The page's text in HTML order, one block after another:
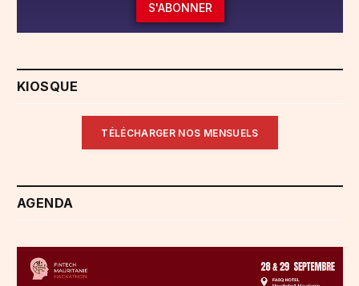
S'ABONNER
KIOSQUE
TÉLÉCHARGER NOS MENSUELS
AGENDA